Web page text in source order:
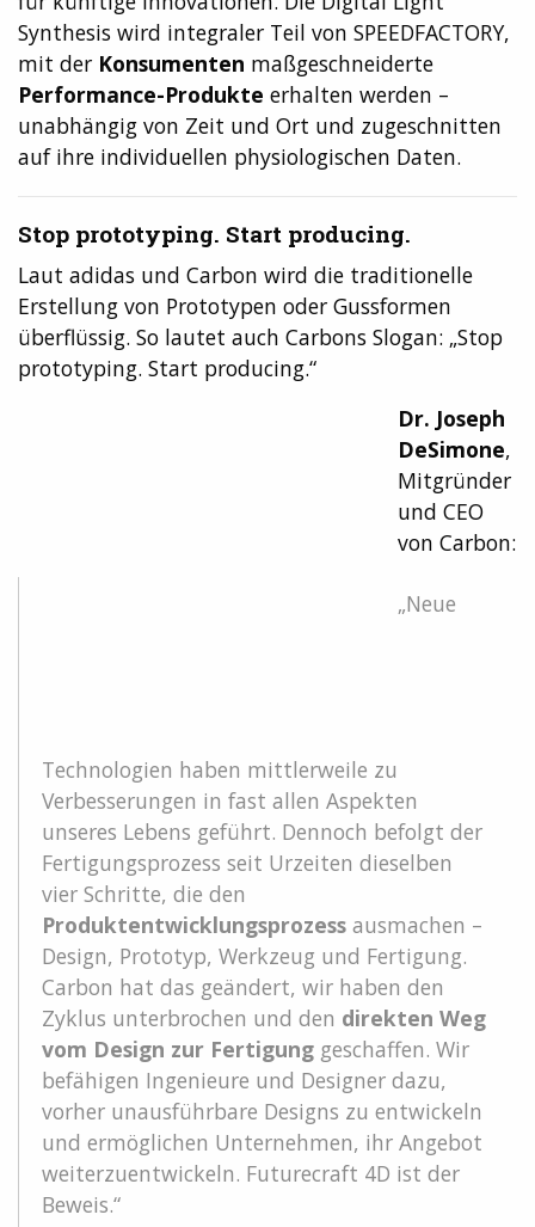
Synthesis wird integraler Teil von SPEEDFACTORY,
mit der Konsumenten maßgeschneiderte
Performance-Produkte erhalten werden –
unabhängig von Zeit und Ort und zugeschnitten
auf ihre individuellen physiologischen Daten.
Stop prototyping. Start producing.
Laut adidas und Carbon wird die traditionelle
Erstellung von Prototypen oder Gussformen
überflüssig. So lautet auch Carbons Slogan: „Stop
prototyping. Start producing.“
Dr. Joseph
DeSimone,
Mitgründer
und CEO
von Carbon:
„Neue
Technologien haben mittlerweile zu
Verbesserungen in fast allen Aspekten
unseres Lebens geführt. Dennoch befolgt der
Fertigungsprozess seit Urzeiten dieselben
vier Schritte, die den
Produktentwicklungsprozess ausmachen –
Design, Prototyp, Werkzeug und Fertigung.
Carbon hat das geändert, wir haben den
Zyklus unterbrochen und den direkten Weg
vom Design zur Fertigung geschaffen. Wir
befähigen Ingenieure und Designer dazu,
vorher unausführbare Designs zu entwickeln
und ermöglichen Unternehmen, ihr Angebot
weiterzuentwickeln. Futurecraft 4D ist der
Beweis.“